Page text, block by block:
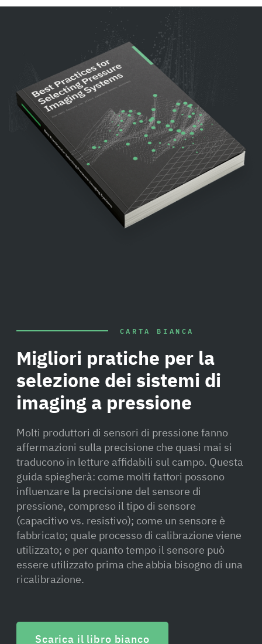
CARTA BIANCA
Migliori pratiche per la
selezione dei sistemi di
imaging a pressione
Molti produttori di sensori di pressione fanno
affermazioni sulla precisione che quasi mai si
traducono in letture affidabili sul campo. Questa
guida spiegherà: come molti fattori possono
influenzare la precisione del sensore di
pressione, compreso il tipo di sensore
(capacitivo vs. resistivo); come un sensore è
fabbricato; quale processo di calibrazione viene
utilizzato; e per quanto tempo il sensore può
essere utilizzato prima che abbia bisogno di una
ricalibrazione.
Scarica il libro bianco